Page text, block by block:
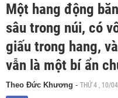
Một hang động
sâu trong núi, có
giấu trong hang,
vẫn là một bí ẩn
Theo Đức Khương - THỨ 4 , 10/